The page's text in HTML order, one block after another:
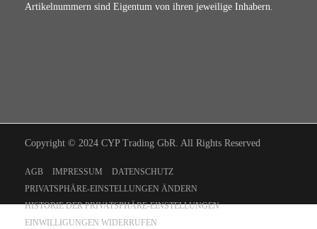
Artikelnummern sind Eigentum von ihren jeweilige Inhabern.
Copyright © 2024 CYP Trading GbR. All Rights Reserved
AGB IMPRESSUM
DATENSCHUTZ
PRIVATSPHÄRE-EINSTELLUNGEN ÄNDERN
HISTORIE DER PRIVATSPHÄRE-EINSTELLUNGEN
EINWILLIGUNGEN WIDERRUFEN